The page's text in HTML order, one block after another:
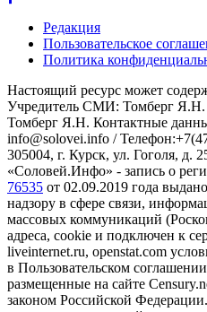
Редакция
Пользовательское
Политика
Настоящий ресурс может
Учредитель СМИ: Томберг
Томберг Я.Н. Контактные
info@solovei.info /
305004, г. Курск, ул. Гоголя, д.
«Соловей.Инфо» - запись о
76535 от 02.09.2019 года
надзору в сфере связи,
массовых коммуникаций
адреса, cookie и подключен к
liveinternet.ru, openstat.com
в Пользовательском
размещенные на сайте
законом Российской